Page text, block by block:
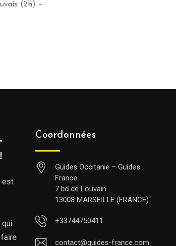
(2h) –
est
qui
Coordonnées
Guides Occitanie – Guides
France
7 bd de Louvain
13008 MARSEILLE (FRANCE)
+33744750411
contact@guides-france.com